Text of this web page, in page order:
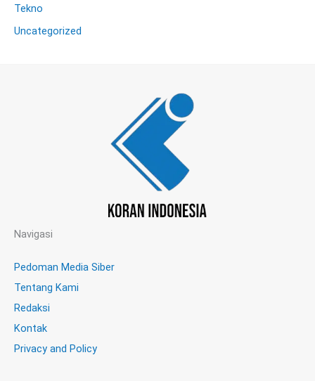
Tekno
Uncategorized
Navigasi
Pedoman Media Siber
Tentang Kami
Redaksi
Kontak
Privacy and Policy